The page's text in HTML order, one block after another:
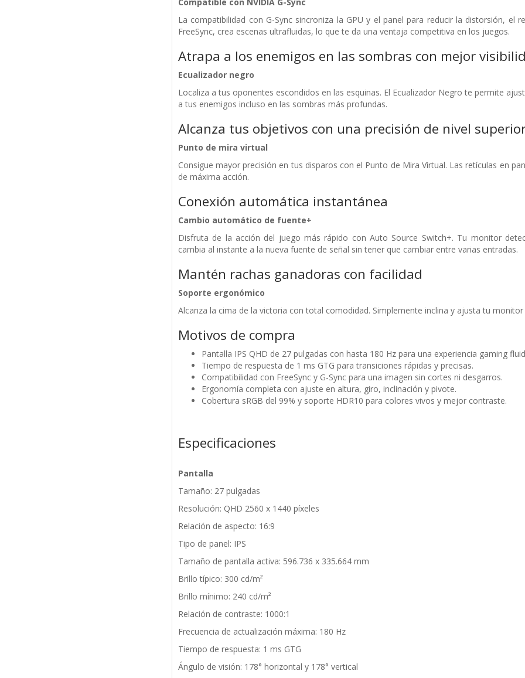
Compatible con NVIDIA G-Sync
La compatibilidad con G-Sync sincroniza la GPU y el panel para reducir la distorsión,
FreeSync, crea escenas ultrafluidas, lo que te da una ventaja competitiva en los juegos.
Atrapa a los enemigos en las sombras con mejor
Ecualizador negro
Localiza a tus oponentes escondidos en las esquinas. El Ecualizador Negro te permite
a tus enemigos incluso en las sombras más profundas.
Alcanza tus objetivos con una precisión de nivel
Punto de mira virtual
Consigue mayor precisión en tus disparos con el Punto de Mira Virtual. Las retículas en
de máxima acción.
Conexión automática instantánea
Cambio automático de fuente+
Disfruta de la acción del juego más rápido con Auto Source Switch+. Tu monitor
cambia al instante a la nueva fuente de señal sin tener que cambiar entre varias entradas.
Mantén rachas ganadoras con facilidad
Soporte ergonómico
Alcanza la cima de la victoria con total comodidad. Simplemente inclina y ajusta tu
Motivos de compra
Pantalla IPS QHD de 27 pulgadas con hasta 180 Hz para una experiencia gaming
Tiempo de respuesta de 1 ms GTG para transiciones rápidas y precisas.
Compatibilidad con FreeSync y G-Sync para una imagen sin cortes ni desgarros.
Ergonomía completa con ajuste en altura, giro, inclinación y pivote.
Cobertura sRGB del 99% y soporte HDR10 para colores vivos y mejor contraste.
Especificaciones
Pantalla
Tamaño: 27 pulgadas
Resolución: QHD 2560 x 1440 píxeles
Relación de aspecto: 16:9
Tipo de panel: IPS
Tamaño de pantalla activa: 596.736 x 335.664 mm
Brillo típico: 300 cd/m²
Brillo mínimo: 240 cd/m²
Relación de contraste: 1000:1
Frecuencia de actualización máxima: 180 Hz
Tiempo de respuesta: 1 ms GTG
Ángulo de visión: 178° horizontal y 178° vertical